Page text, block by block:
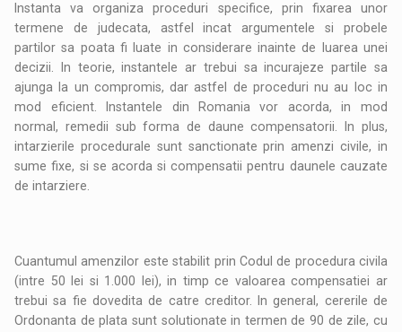
Instanta va organiza proceduri specifice, prin fixarea unor
termene de judecata, astfel incat argumentele si probele
partilor sa poata fi luate in considerare inainte de luarea unei
decizii. In teorie, instantele ar trebui sa incurajeze partile sa
ajunga la un compromis, dar astfel de proceduri nu au loc in
mod eficient. Instantele din Romania vor acorda, in mod
normal, remedii sub forma de daune compensatorii. In plus,
intarzierile procedurale sunt sanctionate prin amenzi civile, in
sume fixe, si se acorda si compensatii pentru daunele cauzate
de intarziere.
Cuantumul amenzilor este stabilit prin Codul de procedura civila
(intre 50 lei si 1.000 lei), in timp ce valoarea compensatiei ar
trebui sa fie dovedita de catre creditor. In general, cererile de
Ordonanta de plata sunt solutionate in termen de 90 de zile, cu